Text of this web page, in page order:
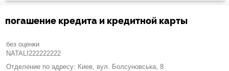
Курс валют в банке
погашение кредита и кредитной карты
без оценки
NATALI222222222
Отделение по адресу: Киев, вул. Болсуновська, 8